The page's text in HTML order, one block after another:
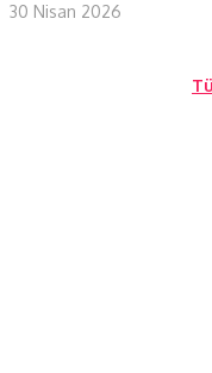
30 Nisan 2026